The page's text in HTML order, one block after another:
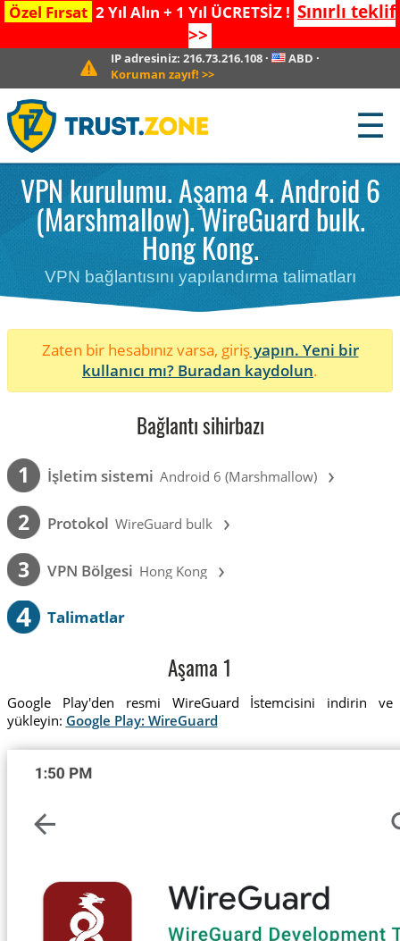
Özel Fırsat 2 Yıl Alın + 1 Yıl ÜCRETSİZ ! Sınırlı teklif
>>
IP adresiniz:216.73.216.108 · ABD ·
Koruman zayıf! >>
☰
VPN kurulumu. Aşama 4. Android 6
(Marshmallow). WireGuard bulk.
Hong Kong.
VPN bağlantısını yapılandırma talimatları
Zaten bir hesabınız varsa, girişyapın. Yeni bir
kullanıcı mı? Buradan kaydolun.
Bağlantı sihirbazı
1 İşletim sistemi Android 6 (Marshmallow) ›
2 Protokol WireGuard bulk ›
3 VPN Bölgesi Hong Kong ›
4 Talimatlar
Aşama 1
Google Play'den resmi WireGuard İstemcisini indirin ve
yükleyin: Google Play: WireGuard